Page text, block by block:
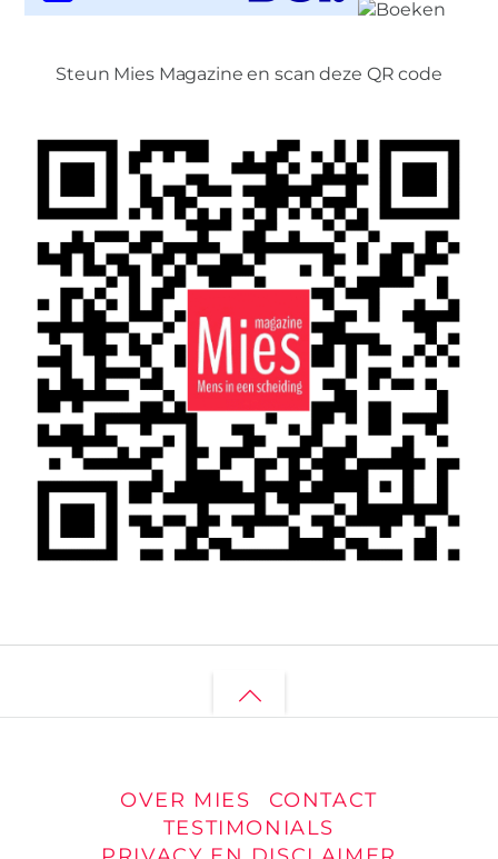
Steun Mies Magazine en scan deze QR code
Back
OVER MIES
CONTACT
TESTIMONIALS